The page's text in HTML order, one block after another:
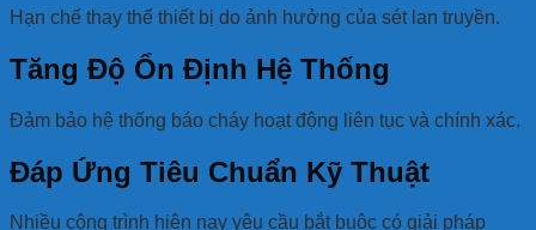
Hạn chế thay thế thiết bị do ảnh hưởng của sét lan truyền.
Tăng Độ Ổn Định Hệ Thống
Đảm bảo hệ thống báo cháy hoạt động liên tục và chính xác.
Đáp Ứng Tiêu Chuẩn Kỹ Thuật
Nhiều công trình hiện nay yêu cầu bắt buộc có giải pháp